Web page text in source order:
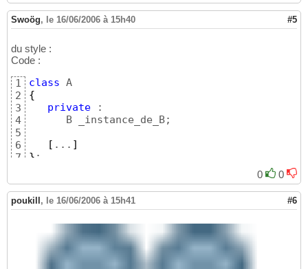
Swoög, le 16/06/2006 à 15h40 #5
du style :
Code :
1
2
3
4
5
6
7
class
{
private :
      B _instance_de_B;
[ ... ]
} ;
0 0
poukill, le 16/06/2006 à 15h41 #6